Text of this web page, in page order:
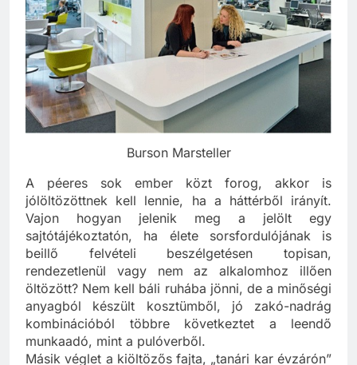
Burson Marsteller
A péeres sok ember közt forog, akkor is
jólöltözöttnek kell lennie, ha a háttérből irányít.
Vajon hogyan jelenik meg a jelölt egy
sajtótájékoztatón, ha élete sorsfordulójának is
beillő felvételi beszélgetésen topisan,
rendezetlenül vagy nem az alkalomhoz illően
öltözött? Nem kell báli ruhába jönni, de a minőségi
anyagból készült kosztümből, jó zakó-nadrág
kombinációból többre következtet a leendő
munkaadó, mint a pulóverből.
Másik véglet a kiöltözős fajta, „tanári kar évzárón”